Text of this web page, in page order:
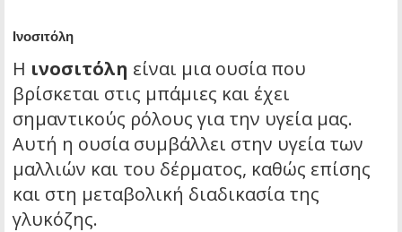
Ινοσιτόλη
Η ινοσιτόλη είναι μια ουσία που
βρίσκεται στις μπάμιες και έχει
σημαντικούς ρόλους για την υγεία μας.
Αυτή η ουσία συμβάλλει στην υγεία των
μαλλιών και του δέρματος, καθώς επίσης
και στη μεταβολική διαδικασία της
γλυκόζης.